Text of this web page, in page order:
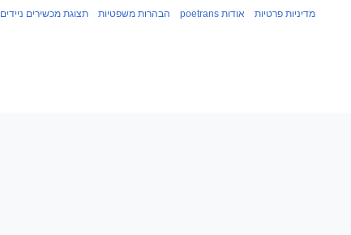
מדיניות פרטיות אודות poetrans הבהרות משפטיות תצוגת מכשירים ניידים